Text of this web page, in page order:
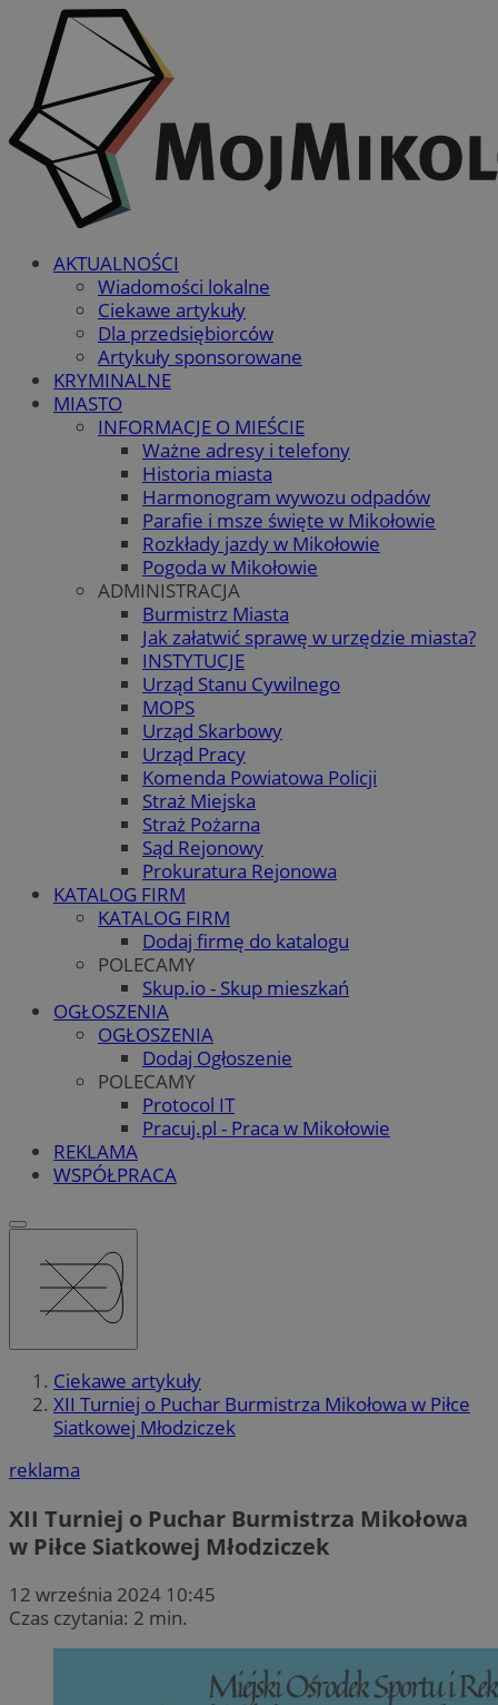
AKTUALNOŚCI
Wiadomości lokalne
Ciekawe artykuły
Dla przedsiębiorców
Artykuły sponsorowane
KRYMINALNE
MIASTO
INFORMACJE O MIEŚCIE
Ważne adresy i telefony
Historia miasta
Harmonogram wywozu odpadów
Parafie i msze święte w Mikołowie
Rozkłady jazdy w Mikołowie
Pogoda w Mikołowie
ADMINISTRACJA
Burmistrz Miasta
Jak załatwić sprawę w urzędzie miasta?
INSTYTUCJE
Urząd Stanu Cywilnego
MOPS
Urząd Skarbowy
Urząd Pracy
Komenda Powiatowa Policji
Straż Miejska
Straż Pożarna
Sąd Rejonowy
Prokuratura Rejonowa
KATALOG FIRM
KATALOG FIRM
Dodaj firmę do katalogu
POLECAMY
Skup.io - Skup mieszkań
OGŁOSZENIA
OGŁOSZENIA
Dodaj Ogłoszenie
POLECAMY
Protocol IT
Pracuj.pl - Praca w Mikołowie
REKLAMA
WSPÓŁPRACA
Ciekawe artykuły
XII Turniej o Puchar Burmistrza Mikołowa w Piłce
Siatkowej Młodziczek
reklama
XII Turniej o Puchar Burmistrza Mikołowa
w Piłce Siatkowej Młodziczek
12 września 2024 10:45
Czas czytania: 2 min.